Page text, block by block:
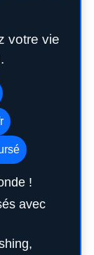
votre vie
!
avec